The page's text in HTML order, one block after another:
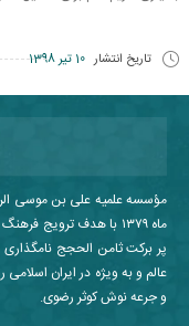
تاریخ انتشار 10 تیر 1398
مؤسسه علمیه علی بن موسی
ماه ۱۳۷۹ با هدف ترویج
پر برکت ثامن الحجج
عالم و به ویژه در ایران
و جرعه نوش کوثر رضوی.